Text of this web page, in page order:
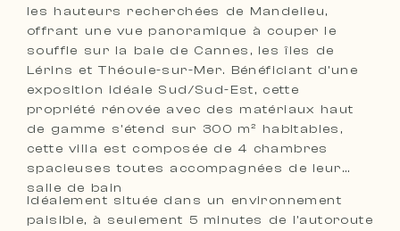
les hauteurs recherchées de Mandelieu,
offrant une vue panoramique à couper le
souffle sur la baie de Cannes, les îles de
Lérins et Théoule-sur-Mer. Bénéficiant d’une
exposition idéale Sud/Sud-Est, cette
propriété rénovée avec des matériaux haut
de gamme s’étend sur 300 m² habitables,
cette villa est composée de 4 chambres
spacieuses toutes accompagnées de leur
salle de bain
Idéalement située dans un environnement
paisible, à seulement 5 minutes de l’autoroute